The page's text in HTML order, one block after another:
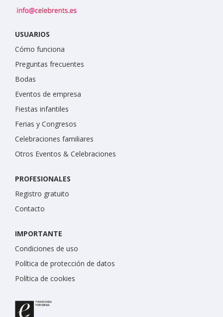
USUARIOS
Cómo funciona
Preguntas frecuentes
Bodas
Eventos de empresa
Fiestas infantiles
Ferias y Congresos
Celebraciones familiares
Otros Eventos & Celebraciones
PROFESIONALES
Registro gratuito
Contacto
IMPORTANTE
Condiciones de uso
Política de protección de datos
Política de cookies